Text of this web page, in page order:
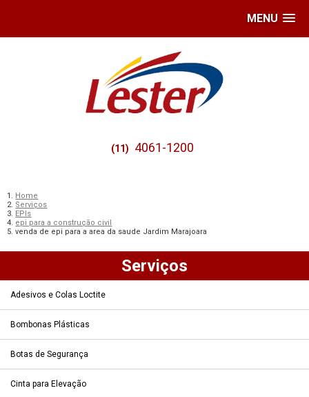
MENU
(11) 4061-1200
Home
Serviços
EPIs
epi para a construção civil
venda de epi para a area da saude Jardim Marajoara
Serviços
Adesivos e Colas Loctite
Bombonas Plásticas
Botas de Segurança
Cinta para Elevação